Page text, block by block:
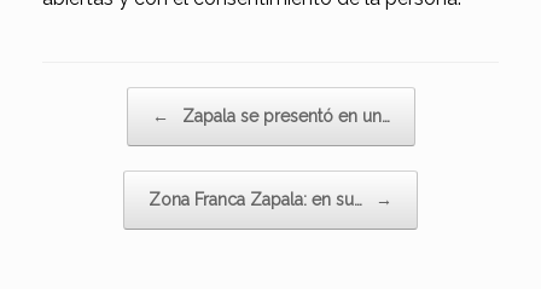
← Zapala se presentó en un…
Zona Franca Zapala: en su… →